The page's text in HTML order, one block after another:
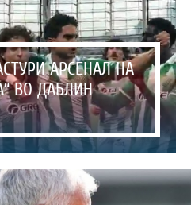
АРСЕНАЛ НА
ВО ДАБЛИН